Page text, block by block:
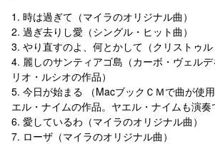
1. 時は過ぎて（マイラのオリジナル曲）
2. 過ぎ去りし愛（シングル・ヒット曲）
3. やり直すのよ、何とかして（クリストゥル
4. 麗しのサンティアゴ島（カーボ・ヴェル
リオ・ルシオの作品）
5. 今日が始まる （MacブックＣＭで曲が使
エル・ナイムの作品。ヤエル・ナイムも演奏
6. 愛しているわ（マイラのオリジナル曲）
7. ローザ（マイラのオリジナル曲）